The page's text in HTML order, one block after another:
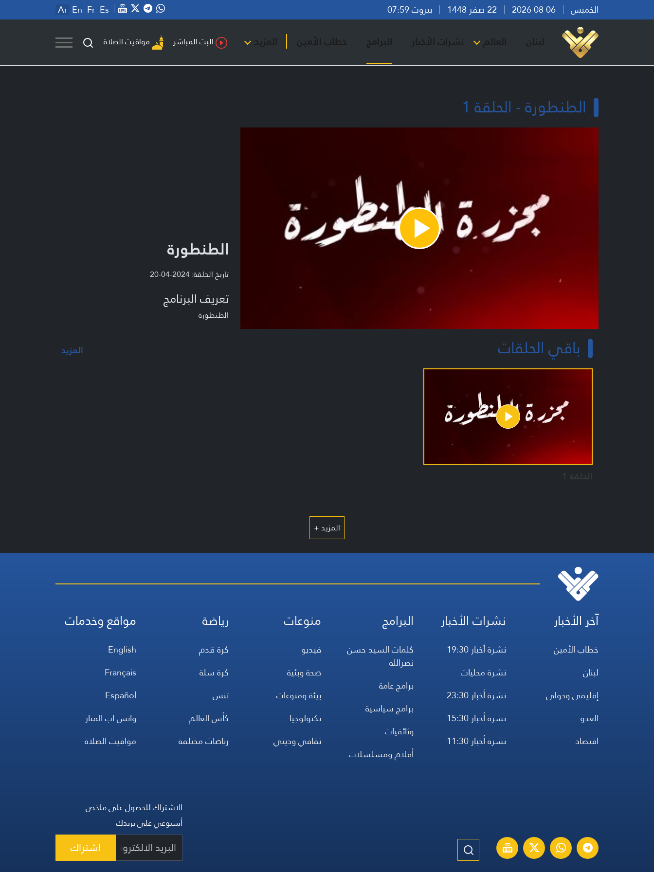
الخميس بيروت 07:59 Ar En Fr Es
لبنان العالم نشرات الأخبار البرامج خطاب الأمين المزيد البث المباشر مواقيت الصلاة
الطنطورة - الحلقة 1
Play
Video
الطنطورة
تاريخ الحلقة: 2024-04-20
تعريف البرنامج
الطنطورة
باقي الحلقات المزيد
الحلقة 1
المزيد +
آخر الأخبار
خطاب الأمين
لبنان
إقليمي ودولي
العدو
اقتصاد
نشرات الأخبار
نشرة أخبار 19:30
نشرة محليات
نشرة أخبار 23:30
نشرة أخبار 15:30
نشرة أخبار 11:30
البرامج
كلمات السيد حسن
نصرالله
برامج عامة
برامج سياسية
وثائقيات
أفلام ومسلسلات
منوعات
فيديو
صحة وبئية
بيئة ومنوعات
تكنولوجيا
ثقافي وديني
رياضة
كرة قدم
كرة سلة
تنس
كأس العالم
رياضات مختلفة
مواقع وخدمات
English
Français
Español
واتس اب المنار
مواقيت الصلاة
الاشتراك للحصول على ملخص
أسبوعي على بريدك
اشتراك